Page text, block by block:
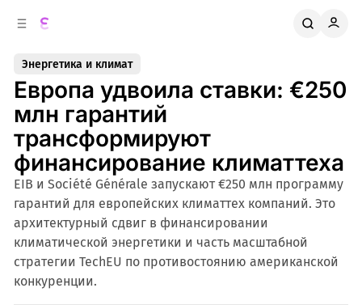
Энергетика и климат
Европа удвоила ставки: €250
млн гарантий
трансформируют
финансирование климаттеха
EIB и Société Générale запускают €250 млн программу
гарантий для европейских климаттех компаний. Это
архитектурный сдвиг в финансировании
климатической энергетики и часть масштабной
стратегии TechEU по противостоянию американской
конкуренции.